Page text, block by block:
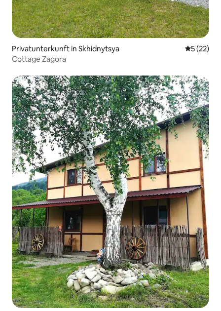
Privatunterkunft in Skhidnytsya
5 (22)
Cottage Zagora